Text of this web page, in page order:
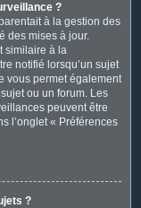
?
à la gestion des
des mises à jour.
similaire à la
notifié lorsqu’un sujet
vous permet également
ou un forum. Les
peuvent être
l’onglet « Préférences
?